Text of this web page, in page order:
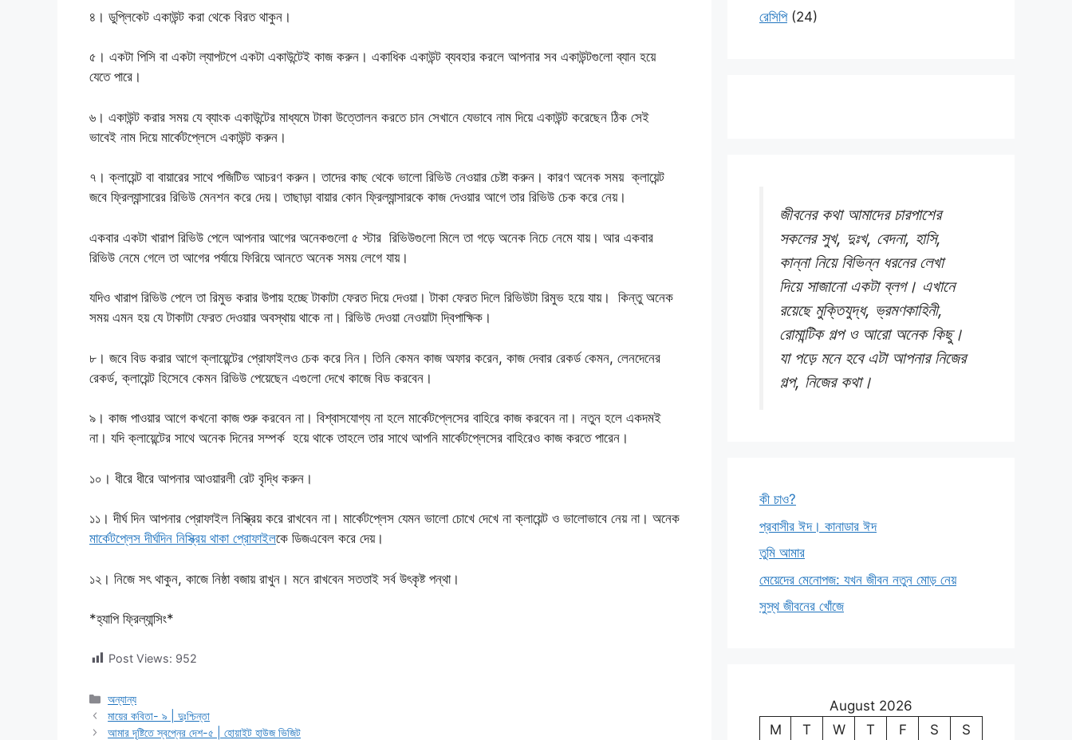
৪। ডুপ্লিকেট একাউন্ট করা থেকে বিরত থাকুন।
৫। একটা পিসি বা একটা ল্যাপটপে একটা একাউন্টেই কাজ করুন। একাধিক একাউন্ট ব্যবহার করলে আপনার সব একাউন্টগুলো ব্যান হয়ে
যেতে পারে।
৬। একাউন্ট করার সময় যে ব্যাংক একাউন্টের মাধ্যমে টাকা উত্তোলন করতে চান সেখানে যেভাবে নাম দিয়ে একাউন্ট করেছেন ঠিক সেই
ভাবেই নাম দিয়ে মার্কেটপ্লেসে একাউন্ট করুন।
৭। ক্লায়েন্ট বা বায়ারের সাথে পজিটিভ আচরণ করুন। তাদের কাছ থেকে ভালো রিভিউ নেওয়ার চেষ্টা করুন। কারণ অনেক সময় ক্লায়েন্ট
জবে ফ্রিল্যান্সারের রিভিউ মেনশন করে দেয়। তাছাড়া বায়ার কোন ফ্রিল্যান্সারকে কাজ দেওয়ার আগে তার রিভিউ চেক করে নেয়।
একবার একটা খারাপ রিভিউ পেলে আপনার আগের অনেকগুলো ৫ স্টার রিভিউগুলো মিলে তা গড়ে অনেক নিচে নেমে যায়। আর একবার
রিভিউ নেমে গেলে তা আগের পর্যায়ে ফিরিয়ে আনতে অনেক সময় লেগে যায়।
যদিও খারাপ রিভিউ পেলে তা রিমুভ করার উপায় হচ্ছে টাকাটা ফেরত দিয়ে দেওয়া। টাকা ফেরত দিলে রিভিউটা রিমুভ হয়ে যায়। কিন্তু অনেক
সময় এমন হয় যে টাকাটা ফেরত দেওয়ার অবস্থায় থাকে না। রিভিউ দেওয়া নেওয়াটা দ্বিপাক্ষিক।
৮। জবে বিড করার আগে ক্লায়েন্টের প্রোফাইলও চেক করে নিন। তিনি কেমন কাজ অফার করেন, কাজ দেবার রেকর্ড কেমন, লেনদেনের
রেকর্ড, ক্লায়েন্ট হিসেবে কেমন রিভিউ পেয়েছেন এগুলো দেখে কাজে বিড করবেন।
৯। কাজ পাওয়ার আগে কখনো কাজ শুরু করবেন না। বিশ্বাসযোগ্য না হলে মার্কেটপ্লেসের বাহিরে কাজ করবেন না। নতুন হলে একদমই
না। যদি ক্লায়েন্টের সাথে অনেক দিনের সম্পর্ক হয়ে থাকে তাহলে তার সাথে আপনি মার্কেটপ্লেসের বাহিরেও কাজ করতে পারেন।
১০। ধীরে ধীরে আপনার আওয়ারলী রেট বৃদ্ধি করুন।
১১। দীর্ঘ দিন আপনার প্রোফাইল নিস্ক্রিয় করে রাখবেন না। মার্কেটপ্লেস যেমন ভালো চোখে দেখে না ক্লায়েন্ট ও ভালোভাবে নেয় না। অনেক
মার্কেটপ্লেস দীর্ঘদিন নিস্ক্রিয় থাকা প্রোফাইলকে ডিজএবেল করে দেয়।
১২। নিজে সৎ থাকুন, কাজে নিষ্ঠা বজায় রাখুন। মনে রাখবেন সততাই সর্ব উৎকৃষ্ট পন্থা।
*হ্যাপি ফ্রিল্যান্সিং*
Post Views: 952
Categories
অন্যান্য
মায়ের কবিতা- ৯ | দুঃশ্চিন্তা
আমার দৃষ্টিতে স্বপ্নের দেশ-৫ | হোয়াইট হাউজ ভিজিট
রেসিপি(24)
জীবনের কথা আমাদের চারপাশের
সকলের সুখ, দুঃখ, বেদনা, হাসি,
কান্না নিয়ে বিভিন্ন ধরনের লেখা
দিয়ে সাজানো একটা ব্লগ। এখানে
রয়েছে মুক্তিযুদ্ধ, ভ্রমণকাহিনী,
রোমান্টিক গল্প ও আরো অনেক কিছু।
যা পড়ে মনে হবে এটা আপনার নিজের
গল্প, নিজের কথা।
কী চাও?
প্রবাসীর ঈদ। কানাডার ঈদ
তুমি আমার
মেয়েদের মেনোপজ: যখন জীবন নতুন মোড় নেয়
সুস্থ জীবনের খোঁজে
August 2026
M
T W T F S
S